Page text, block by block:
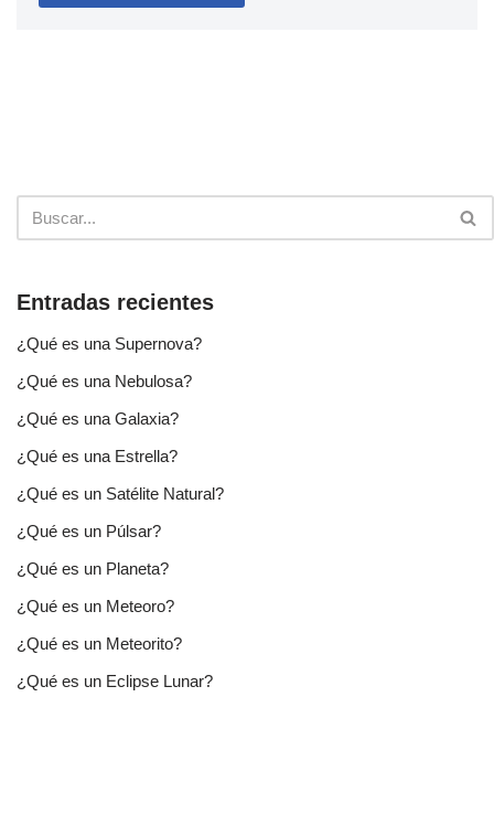
Entradas recientes
¿Qué es una Supernova?
¿Qué es una Nebulosa?
¿Qué es una Galaxia?
¿Qué es una Estrella?
¿Qué es un Satélite Natural?
¿Qué es un Púlsar?
¿Qué es un Planeta?
¿Qué es un Meteoro?
¿Qué es un Meteorito?
¿Qué es un Eclipse Lunar?